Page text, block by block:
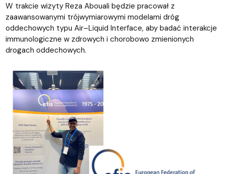
W trakcie wizyty Reza Abouali będzie pracował z
zaawansowanymi trójwymiarowymi modelami dróg
oddechowych typu Air–Liquid Interface, aby badać interakcje
immunologiczne w zdrowych i chorobowo zmienionych
drogach oddechowych.